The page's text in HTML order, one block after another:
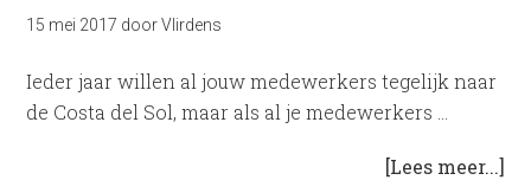
15 mei 2017 doorVlirdens
Ieder jaar willen al jouw medewerkers tegelijk naar
de Costa del Sol, maar als al je medewerkers …
[Lees meer...]